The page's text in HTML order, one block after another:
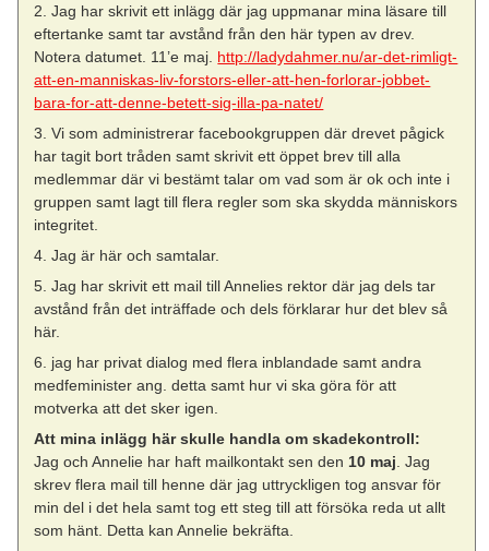
2. Jag har skrivit ett inlägg där jag uppmanar mina läsare till
eftertanke samt tar avstånd från den här typen av drev.
Notera datumet. 11’e maj. http://ladydahmer.nu/ar-det-rimligt-
att-en-manniskas-liv-forstors-eller-att-hen-forlorar-jobbet-
bara-for-att-denne-betett-sig-illa-pa-natet/
3. Vi som administrerar facebookgruppen där drevet pågick
har tagit bort tråden samt skrivit ett öppet brev till alla
medlemmar där vi bestämt talar om vad som är ok och inte i
gruppen samt lagt till flera regler som ska skydda människors
integritet.
4. Jag är här och samtalar.
5. Jag har skrivit ett mail till Annelies rektor där jag dels tar
avstånd från det inträffade och dels förklarar hur det blev så
här.
6. jag har privat dialog med flera inblandade samt andra
medfeminister ang. detta samt hur vi ska göra för att
motverka att det sker igen.
Att mina inlägg här skulle handla om skadekontroll:
Jag och Annelie har haft mailkontakt sen den10 maj. Jag
skrev flera mail till henne där jag uttryckligen tog ansvar för
min del i det hela samt tog ett steg till att försöka reda ut allt
som hänt. Detta kan Annelie bekräfta.